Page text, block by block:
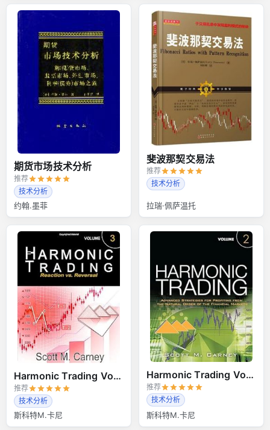
期货市场技术分析
推荐
技术分析
约翰.墨菲
斐波那契交易法
推荐
技术分析
拉瑞·佩萨温托
Harmonic Trading Volume 3
推荐
技术分析
斯科特M.卡尼
Harmonic Trading Volume 2
推荐
技术分析
斯科特M.卡尼